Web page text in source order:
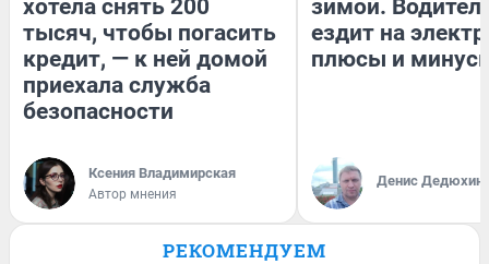
хотела снять 200
тысяч, чтобы погасить
кредит, — к ней домой
приехала служба
безопасности
Ксения Владимирская
Автор мнения
зимой.
ездит на
плюсы и
Денис Дедюхин
РЕКОМЕНДУЕМ